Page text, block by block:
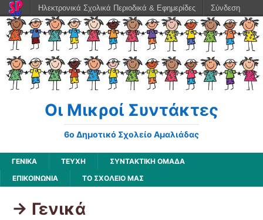
Οι Μικροί Συντάκτες
6ο Δημοτικό Σχολείο Αμαλιάδας
ΓΕΝΙΚΆ ΤΕΥΧΗ
ΣΥΝΤΑΚΤΙΚΗ ΟΜΑΔΑ
ΕΠΙΚΟΙΝΩΝΙΑ
ΤΟ ΣΧΟΛΕΙΟ ΜΑΣ
-> Γενικά
Ηλεκτρονικά Σχολικά Περιοδικά & Εφημερίδες Σύνδεση